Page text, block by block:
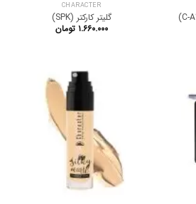
CHARACTER
گلیتر کارکتر (SPK)
۱.۶۶۰.۰۰۰ تومان